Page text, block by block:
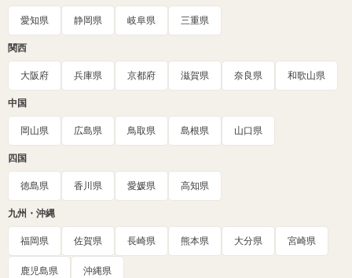
愛知県 静岡県 岐阜県 三重県
関西
大阪府 兵庫県 京都府 滋賀県 奈良県 和歌山県
中国
岡山県 広島県 鳥取県 島根県 山口県
四国
徳島県 香川県 愛媛県 高知県
九州・沖縄
福岡県 佐賀県 長崎県 熊本県 大分県 宮崎県
鹿児島県 沖縄県